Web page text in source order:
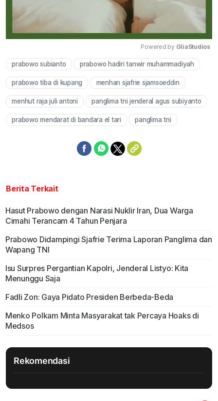
Mute
Powered by GliaStudios
prabowo subianto prabowo hadiri tanwir muhammadiyah
prabowo tiba di kupang menhan sjafrie sjamsoeddin
menhut raja juli antoni panglima tni jenderal agus subiyanto
prabowo mendarat di bandara el tari panglima tni
Berita Terkait
Hasut Prabowo dengan Narasi Nuklir Iran, Dua Warga
Cimahi Terancam 4 Tahun Penjara
Prabowo Didampingi Sjafrie Terima Laporan Panglima dan
Wapang TNI
Isu Surpres Pergantian Kapolri, Jenderal Listyo: Kita
Menunggu Saja
Fadli Zon: Gaya Pidato Presiden Berbeda-Beda
Menko Polkam Minta Masyarakat tak Percaya Hoaks di
Medsos
Rekomendasi